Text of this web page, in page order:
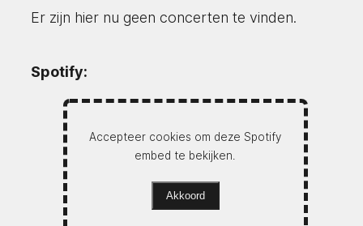
Er zijn hier nu geen concerten te vinden.
Spotify:
Accepteer cookies om deze Spotify
embed te bekijken.
Akkoord